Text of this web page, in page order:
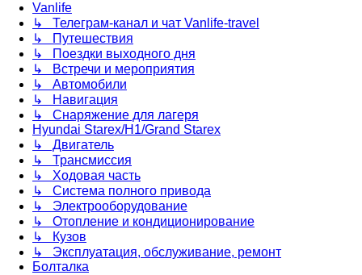
Vanlife
↳ Телеграм-канал и чат Vanlife-travel
↳ Путешествия
↳ Поездки выходного дня
↳ Встречи и мероприятия
↳ Автомобили
↳ Навигация
↳ Снаряжение для лагеря
Hyundai Starex/H1/Grand Starex
↳ Двигатель
↳ Трансмиссия
↳ Ходовая часть
↳ Система полного привода
↳ Электрооборудование
↳ Отопление и кондиционирование
↳ Кузов
↳ Эксплуатация, обслуживание, ремонт
Болталка